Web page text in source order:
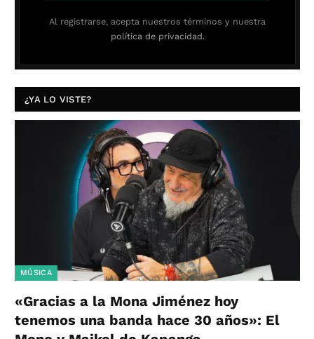
Al registrarse, acepta nuestros términos y nuestra
política de privacidad.
¿YA LO VISTE?
MÚSICA
«Gracias a la Mona Jiménez hoy
tenemos una banda hace 30 años»: El